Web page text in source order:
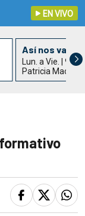
EN VIVO
Así nos va
Lun. a Vie. | 9 hs
Patricia Madrid